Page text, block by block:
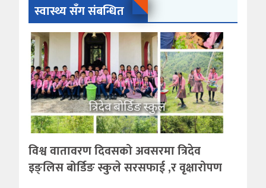
स्वास्थ्य सँग संबन्धित
विश्व वातावरण दिवसको अवसरमा त्रिदेव
इङ्लिस बोर्डिङ स्कुले सरसफाई ,र वृक्षारोपण